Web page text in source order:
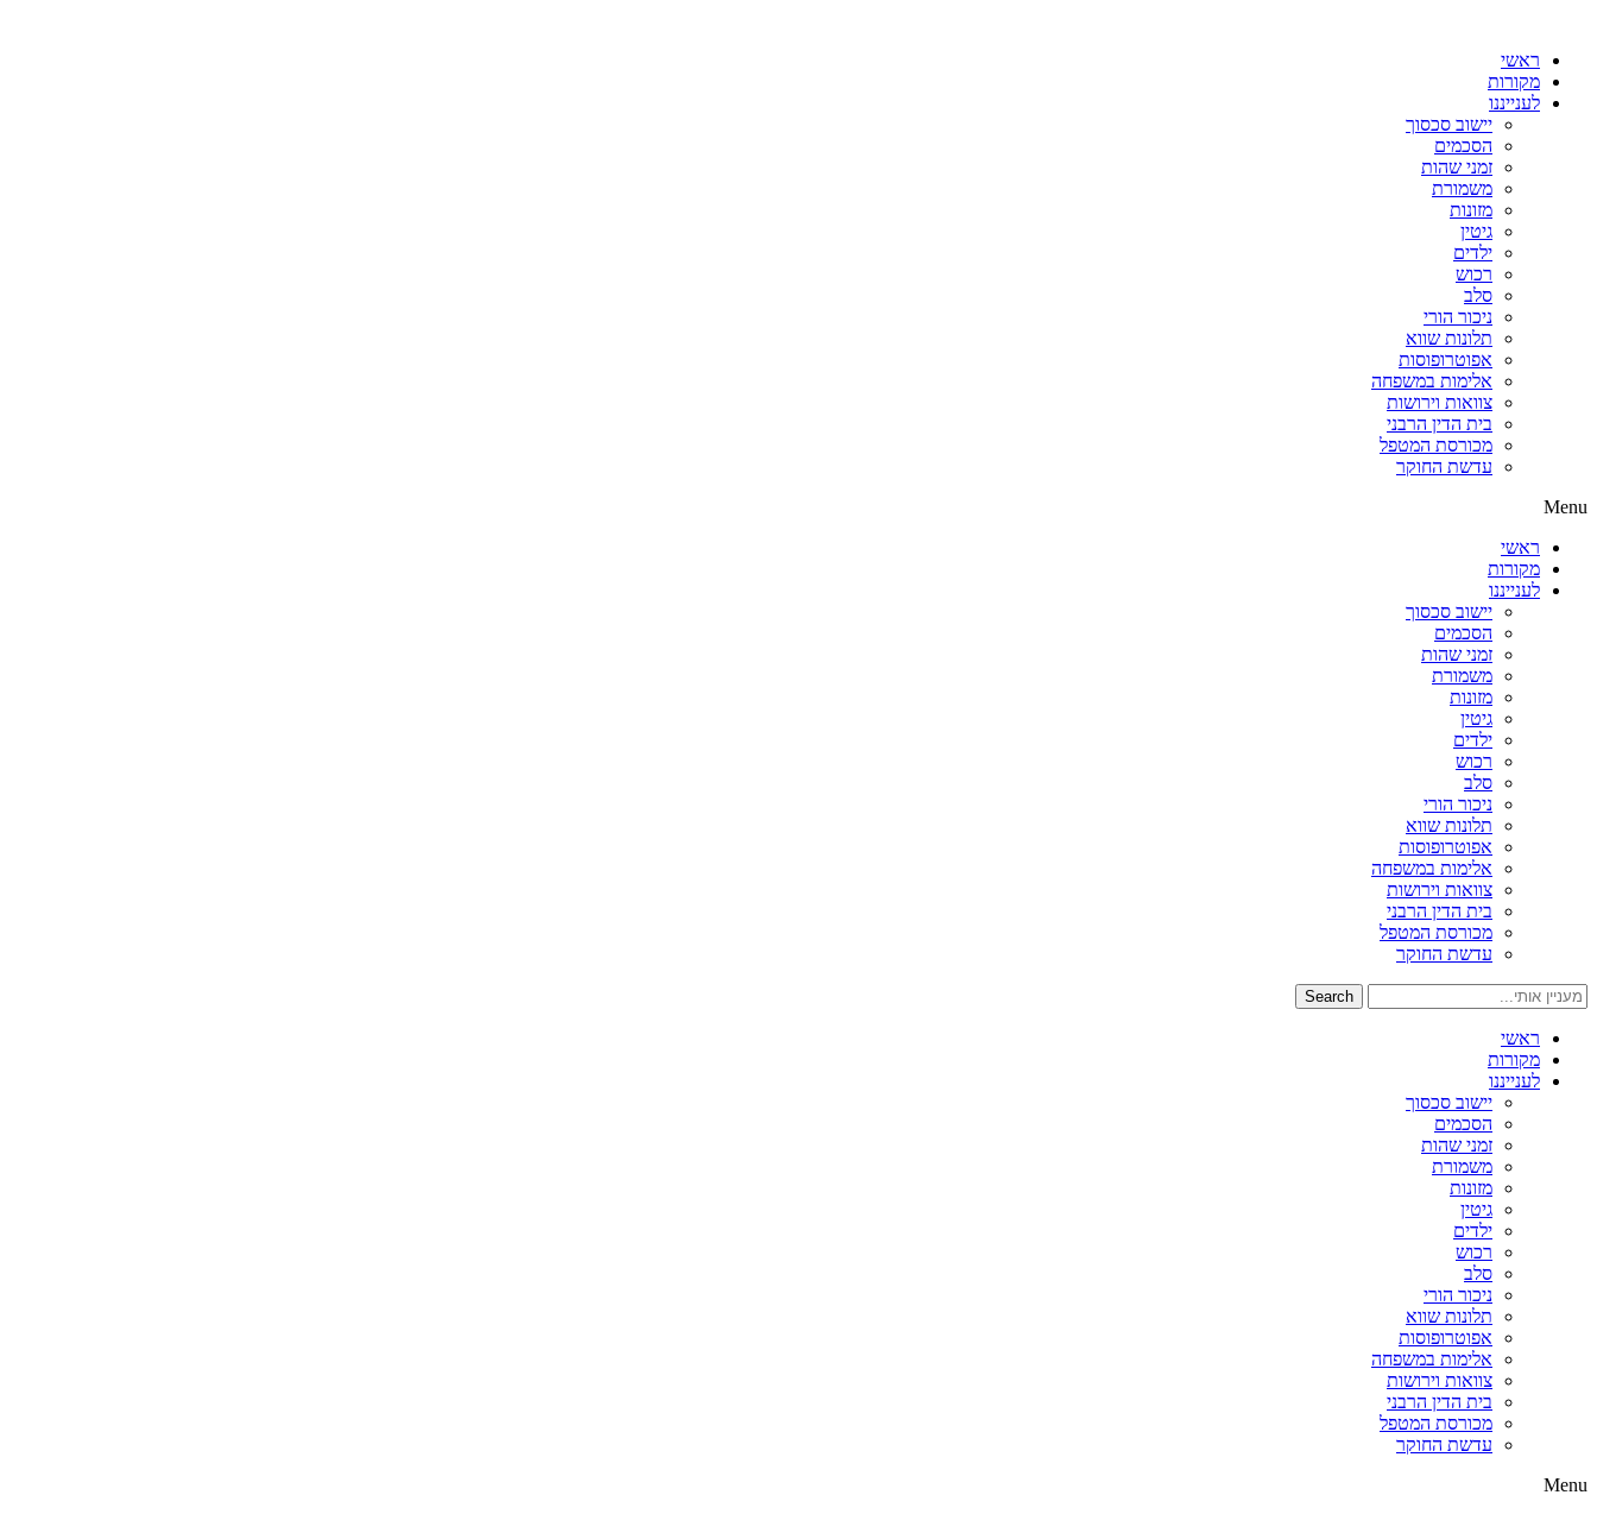
ראשי
מקורות
לענייננו
יישוב סכסוך
הסכמים
זמני שהות
משמורת
מזונות
גיטין
ילדים
רכוש
סלב
ניכור הורי
תלונות שווא
אפוטרופוסות
אלימות במשפחה
צוואות וירושות
בית הדין הרבני
מכורסת המטפל
עדשת החוקר
Menu
ראשי
מקורות
לענייננו
יישוב סכסוך
הסכמים
זמני שהות
משמורת
מזונות
גיטין
ילדים
רכוש
סלב
ניכור הורי
תלונות שווא
אפוטרופוסות
אלימות במשפחה
צוואות וירושות
בית הדין הרבני
מכורסת המטפל
עדשת החוקר
Search
ראשי
מקורות
לענייננו
יישוב סכסוך
הסכמים
זמני שהות
משמורת
מזונות
גיטין
ילדים
רכוש
סלב
ניכור הורי
תלונות שווא
אפוטרופוסות
אלימות במשפחה
צוואות וירושות
בית הדין הרבני
מכורסת המטפל
עדשת החוקר
Menu